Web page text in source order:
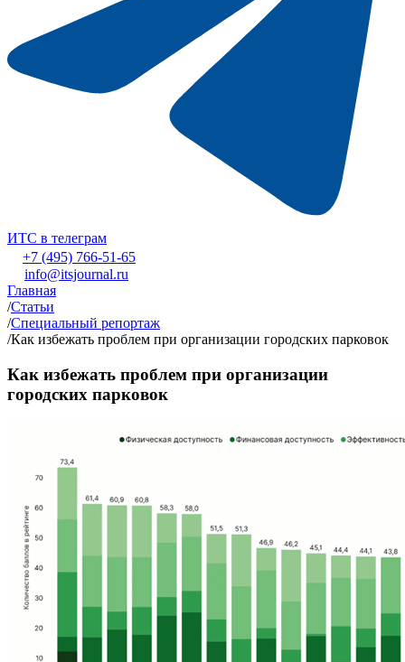
ИТС в телеграм
+7 (495) 766-51-65
info@itsjournal.ru
Главная
/Статьи
/Специальный репортаж
/Как избежать проблем при организации городских парковок
Как избежать проблем при организации
городских парковок